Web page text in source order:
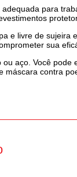
para
e livre de
sua
aço. Você
contra